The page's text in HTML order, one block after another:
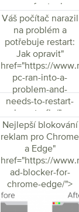
apps-for-tech-
fans/">
Váš počítač narazil
na problém a
potřebuje restart:
Jak opravit"
href="https://
pc-ran-into-a-
problem-and-
needs-to-restart-
how-to-fix/">
Nejlepší blokování
reklam pro Chrome
a Edge"
href="https://
ad-blocker-for-
chrome-edge/">